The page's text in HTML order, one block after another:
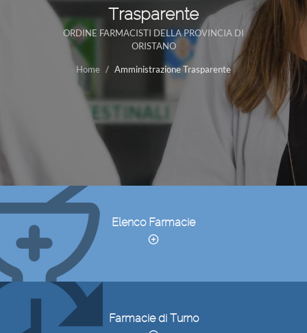
Trasparente
ORDINE FARMACISTI DELLA PROVINCIA DI
ORISTANO
Home Amministrazione Trasparente
Elenco Farmacie
Farmacie di Turno